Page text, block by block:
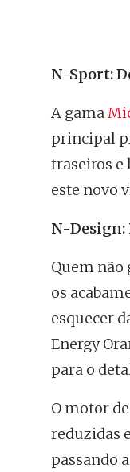
N-Sport:
A gama
principal
traseiros e
este novo
N-Design:
Quem não
os
esquecer
Energy
para o
O motor
reduzidas
passando